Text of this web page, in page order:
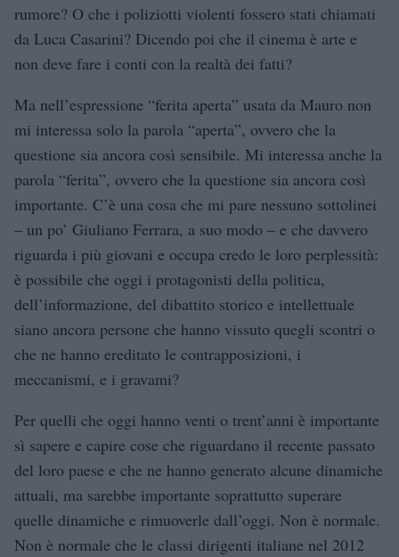
rumore? O che i poliziotti violenti fossero stati chiamati
da Luca Casarini? Dicendo poi che il cinema è arte e
non deve fare i conti con la realtà dei fatti?
Ma nell’espressione “ferita aperta” usata da Mauro non
mi interessa solo la parola “aperta”, ovvero che la
questione sia ancora così sensibile. Mi interessa anche la
parola “ferita”, ovvero che la questione sia ancora così
importante. C’è una cosa che mi pare nessuno sottolinei
– un po’ Giuliano Ferrara, a suo modo – e che davvero
riguarda i più giovani e occupa credo le loro perplessità:
è possibile che oggi i protagonisti della politica,
dell’informazione, del dibattito storico e intellettuale
siano ancora persone che hanno vissuto quegli scontri o
che ne hanno ereditato le contrapposizioni, i
meccanismi, e i gravami?
Per quelli che oggi hanno venti o trent’anni è importante
sì sapere e capire cose che riguardano il recente passato
del loro paese e che ne hanno generato alcune dinamiche
attuali, ma sarebbe importante soprattutto superare
quelle dinamiche e rimuoverle dall’oggi. Non è normale.
Non è normale che le classi dirigenti italiane nel 2012